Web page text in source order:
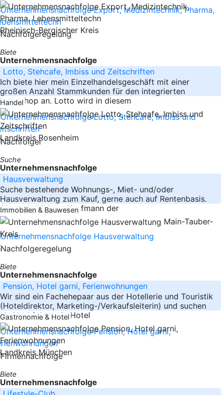
Rheinisch-Bergischer Kreis
Biete
Unternehmensnachfolge
Lotto, Stehcafe, Imbiss und Zeitschriften
Ich biete hier mein Einzelhandelsgeschäft mit einer
großen Anzahl Stammkunden für den integrierten
Lottoshop an. Lotto wird in diesem
Handel
Landkreis Rosenheim
Suche
Unternehmensnachfolge
Hausverwaltung
Suche bestehende Wohnungs-, Miet- und/oder
Hausverwaltung zum Kauf, gerne auch auf Rentenbasis.
Als ausgebildeter Kaufmann der
Immobilien & Bauwesen
Main-Tauber-
Kreis
Biete
Unternehmensnachfolge
Pension, Hotel garni, Ferienwohnungen
Wir sind ein Fachehepaar aus der Hotellerie und Touristik
(Hoteldirektor, Marketing-/Verkaufsleiterin) und suchen
als Nachfolger ein Hotel
Gastronomie & Hotel
Landkreis München
Biete
Unternehmensnachfolge